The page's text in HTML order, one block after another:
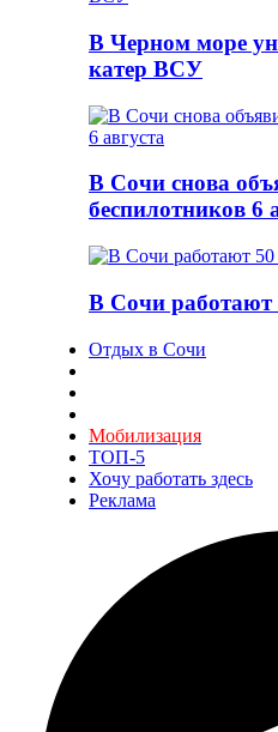
В Черном море
катер ВСУ
В Сочи снова
беспилотников 6
В Сочи работают
Отдых в Сочи
Мобилизация
ТОП-5
Хочу работать здесь
Реклама